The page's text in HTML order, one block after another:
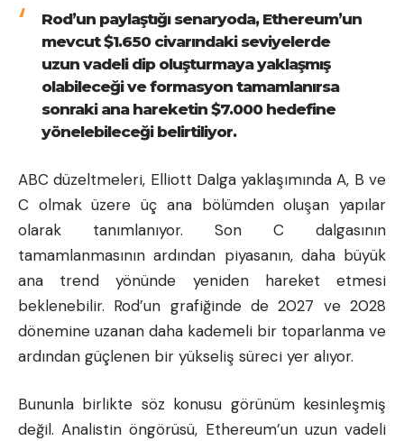
Rod’un paylaştığı senaryoda, Ethereum’un
mevcut $1.650 civarındaki seviyelerde
uzun vadeli dip oluşturmaya yaklaşmış
olabileceği ve formasyon tamamlanırsa
sonraki ana hareketin $7.000 hedefine
yönelebileceği belirtiliyor.
ABC düzeltmeleri, Elliott Dalga yaklaşımında A, B ve
C olmak üzere üç ana bölümden oluşan yapılar
olarak tanımlanıyor. Son C dalgasının
tamamlanmasının ardından piyasanın, daha büyük
ana trend yönünde yeniden hareket etmesi
beklenebilir. Rod’un grafiğinde de 2027 ve 2028
dönemine uzanan daha kademeli bir toparlanma ve
ardından güçlenen bir yükseliş süreci yer alıyor.
Bununla birlikte söz konusu görünüm kesinleşmiş
değil. Analistin öngörüsü, Ethereum’un uzun vadeli